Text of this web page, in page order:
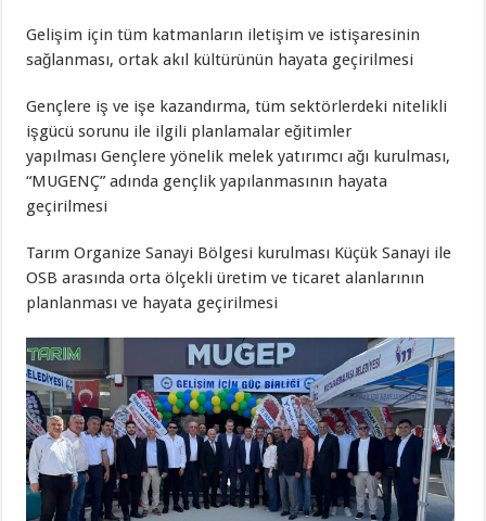
Gelişim için tüm katmanların iletişim ve istişaresinin
sağlanması, ortak akıl kültürünün hayata geçirilmesi
Gençlere iş ve işe kazandırma, tüm sektörlerdeki nitelikli
işgücü sorunu ile ilgili planlamalar eğitimler
yapılması Gençlere yönelik melek yatırımcı ağı kurulması,
“MUGENÇ” adında gençlik yapılanmasının hayata
geçirilmesi
Tarım Organize Sanayi Bölgesi kurulması Küçük Sanayi ile
OSB arasında orta ölçekli üretim ve ticaret alanlarının
planlanması ve hayata geçirilmesi